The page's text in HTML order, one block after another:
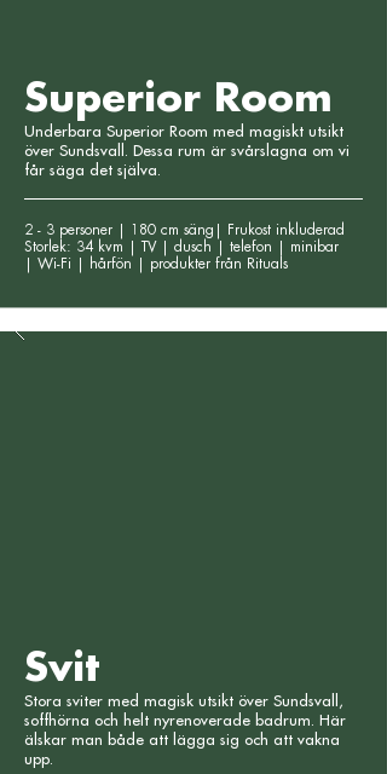
Superior Room
Underbara Superior Room med magiskt utsikt
över Sundsvall. Dessa rum är svårslagna om vi
får säga det själva.
2 - 3 personer | 180 cm säng| Frukost inkluderad
Storlek: 34 kvm | TV | dusch | telefon | minibar
Wi-Fi | hårfön | produkter från Rituals
Svit
Stora sviter med magisk utsikt över Sundsvall,
soffhörna och helt nyrenoverade badrum. Här
älskar man både att lägga sig och att vakna
upp.